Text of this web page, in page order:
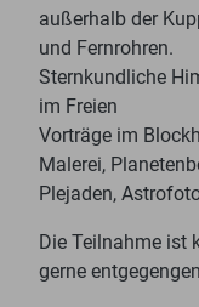
außerhalb der
und Fernrohren.
Sternkundliche
im Freien
Vorträge im
Malerei,
Plejaden,
Die Teilnahme ist
gerne